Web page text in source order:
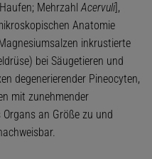
MehrzahlAcervuli],
Anatomie
inkrustierte
bei Säugetieren und
degenerierender Pineocyten,
mit zunehmender
an Größe zu und